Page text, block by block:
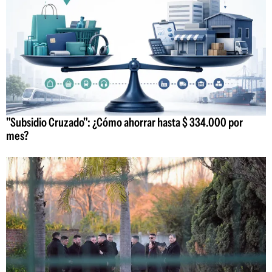
"Subsidio Cruzado": ¿Cómo ahorrar hasta $ 334.000 por
mes?